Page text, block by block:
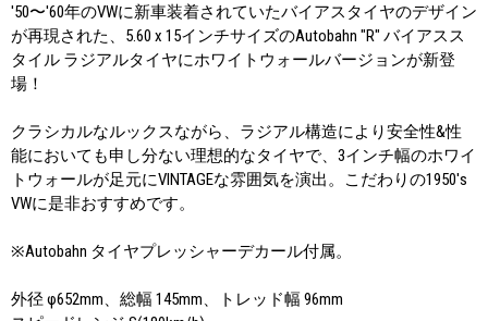
'50〜'60年のVWに新車装着されていたバイアスタイヤのデザイン
が再現された、5.60 x 15インチサイズのAutobahn "R" バイアスス
タイル ラジアルタイヤにホワイトウォールバージョンが新登
場！
クラシカルなルックスながら、ラジアル構造により安全性&性
能においても申し分ない理想的なタイヤで、3インチ幅のホワイ
トウォールが足元にVINTAGEな雰囲気を演出。こだわりの1950's
VWに是非おすすめです。
※Autobahn タイヤプレッシャーデカール付属。
外径 φ652mm、総幅 145mm、トレッド幅 96mm